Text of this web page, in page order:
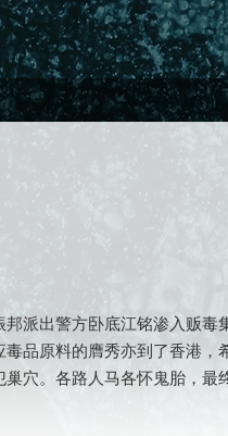
邦派出警方卧底江铭渗入贩
毒品原料的膺秀亦到了香港
穴。各路人马各怀鬼胎，最